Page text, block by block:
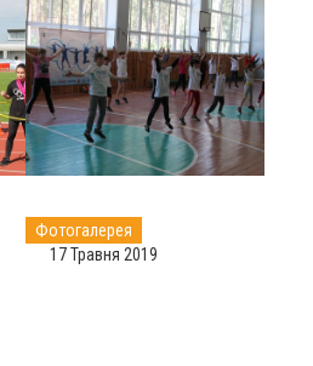
Фотогалерея
17 Травня 2019